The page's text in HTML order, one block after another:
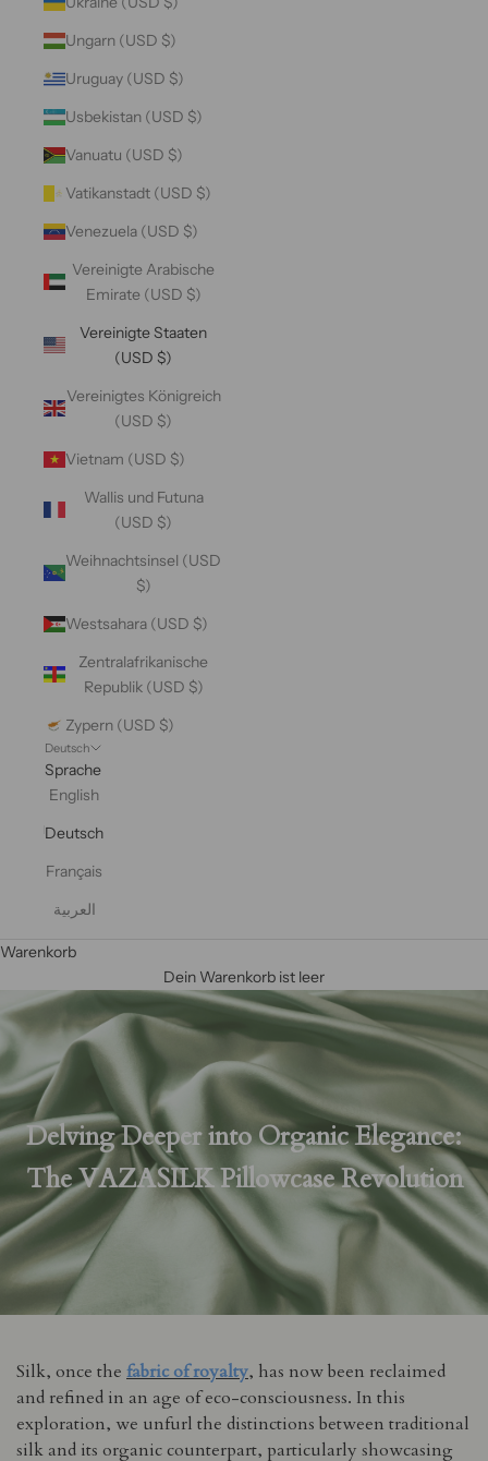
Ungarn (USD $)
Uruguay (USD $)
Usbekistan (USD $)
Vanuatu (USD $)
Vatikanstadt (USD $)
Venezuela (USD $)
Vereinigte Arabische
Emirate (USD $)
Vereinigte Staaten
(USD $)
Vereinigtes Königreich
(USD $)
Vietnam (USD $)
Wallis und Futuna
(USD $)
Weihnachtsinsel (USD
$)
Westsahara (USD $)
Zentralafrikanische
Republik (USD $)
Zypern (USD $)
Deutsch
Sprache
English
Deutsch
Français
العربية
Warenkorb
Dein Warenkorb ist leer
Delving Deeper into Organic Elegance:
The VAZASILK Pillowcase Revolution
Silk, once the fabric of royalty, has now been reclaimed
and refined in an age of eco-consciousness. In this
exploration, we unfurl the distinctions between traditional
silk and its organic counterpart, particularly showcasing